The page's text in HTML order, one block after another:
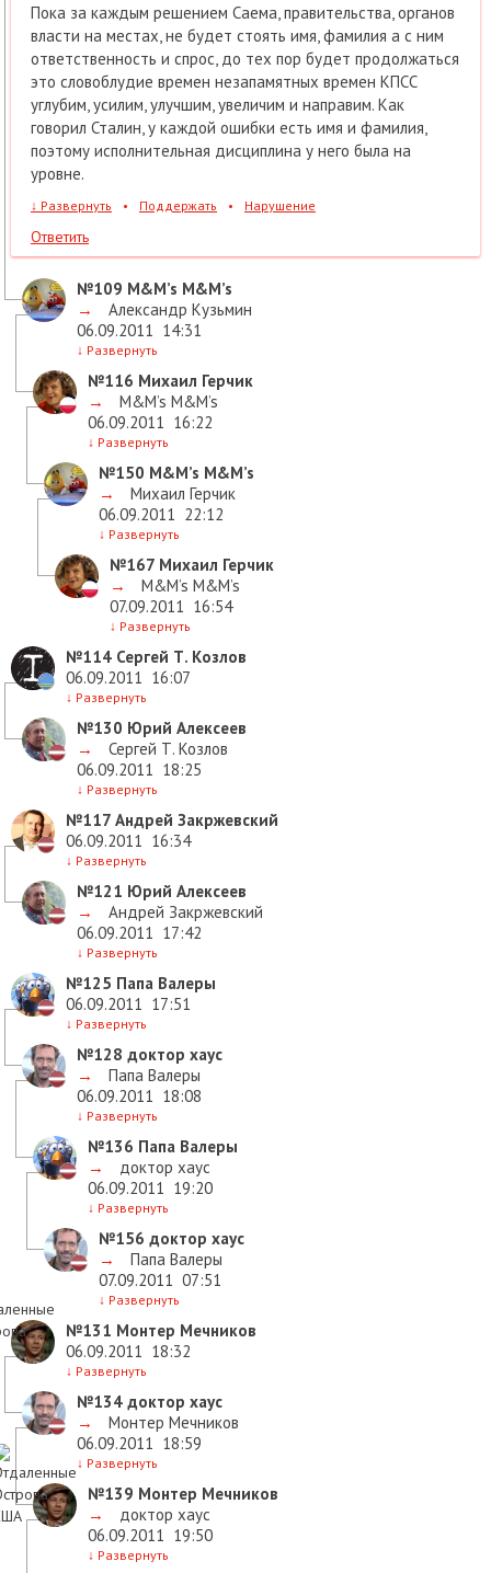
Пока за каждым решением Саема, правительства, органов
власти на местах, не будет стоять имя, фамилия а с ним
ответственность и спрос, до тех пор будет продолжаться
это словоблудие времен незапамятных времен КПСС
углубим, усилим, улучшим, увеличим и направим. Как
говорил Сталин, у каждой ошибки есть имя и фамилия,
поэтому исполнительная дисциплина у него была на
уровне.
↓ Развернуть • Поддержать • Нарушение
Ответить
№109 M&M’s M&M’s
→
Александр Кузьмин
06.09.2011 14:31
↓ Развернуть
№116 Михаил Герчик
→
M&M’s M&M’s
06.09.2011 16:22
↓ Развернуть
№150 M&M’s M&M’s
→
Михаил Герчик
06.09.2011 22:12
↓ Развернуть
№167 Михаил Герчик
→
M&M’s M&M’s
07.09.2011 16:54
↓ Развернуть
№114 Сергей Т. Козлов
06.09.2011 16:07
↓ Развернуть
№130 Юрий Алексеев
→
Сергей Т. Козлов
06.09.2011 18:25
↓ Развернуть
№117 Андрей Закржевский
06.09.2011 16:34
↓ Развернуть
№121 Юрий Алексеев
→
Андрей Закржевский
06.09.2011 17:42
↓ Развернуть
№125 Папа Валеры
06.09.2011 17:51
↓ Развернуть
№128 доктор хаус
→
Папа Валеры
06.09.2011 18:08
↓ Развернуть
№136 Папа Валеры
→
доктор хаус
06.09.2011 19:20
↓ Развернуть
№156 доктор хаус
→
Папа Валеры
07.09.2011 07:51
↓ Развернуть
№131 Монтер Мечников
06.09.2011 18:32
↓ Развернуть
№134 доктор хаус
→
Монтер Мечников
06.09.2011 18:59
↓ Развернуть
№139 Монтер Мечников
→
доктор хаус
06.09.2011 19:50
↓ Развернуть